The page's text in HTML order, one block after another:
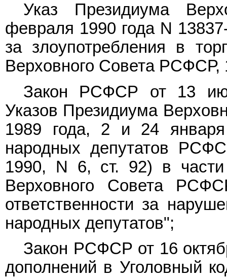
Указ Президиума
февраля 1990 года N
за злоупотребления в
Верховного Совета РСФСР,
Закон РСФСР от 13
Указов Президиума
1989 года, 2 и 24
народных депутатов
1990, N 6, ст. 92) в части
Верховного Совета
ответственности за
народных депутатов";
Закон РСФСР от 16
дополнений в Уголовный